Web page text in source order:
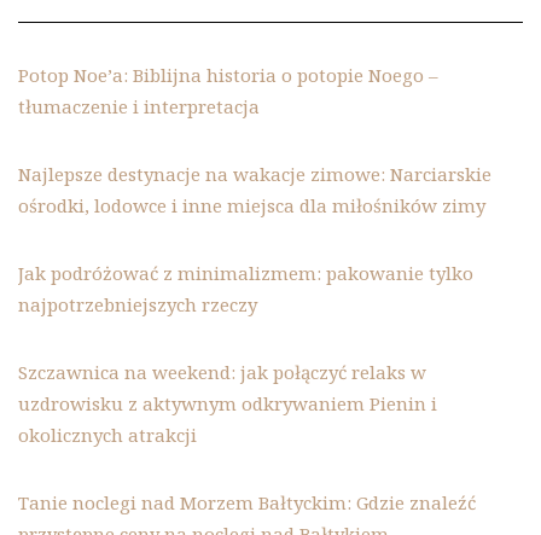
Potop Noe’a: Biblijna historia o potopie Noego –
tłumaczenie i interpretacja
Najlepsze destynacje na wakacje zimowe: Narciarskie
ośrodki, lodowce i inne miejsca dla miłośników zimy
Jak podróżować z minimalizmem: pakowanie tylko
najpotrzebniejszych rzeczy
Szczawnica na weekend: jak połączyć relaks w
uzdrowisku z aktywnym odkrywaniem Pienin i
okolicznych atrakcji
Tanie noclegi nad Morzem Bałtyckim: Gdzie znaleźć